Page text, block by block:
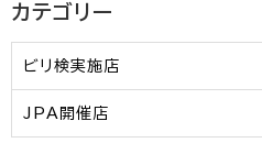
カテゴリー
ビリ検実施店
JPA開催店